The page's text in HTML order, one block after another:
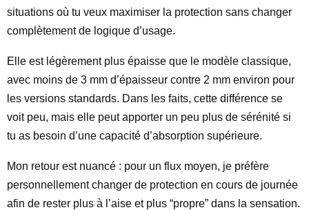
situations où tu veux maximiser la protection sans changer
complètement de logique d’usage.
Elle est légèrement plus épaisse que le modèle classique,
avec moins de 3 mm d’épaisseur contre 2 mm environ pour
les versions standards. Dans les faits, cette différence se
voit peu, mais elle peut apporter un peu plus de sérénité si
tu as besoin d’une capacité d’absorption supérieure.
Mon retour est nuancé : pour un flux moyen, je préfère
personnellement changer de protection en cours de journée
afin de rester plus à l’aise et plus “propre” dans la sensation.